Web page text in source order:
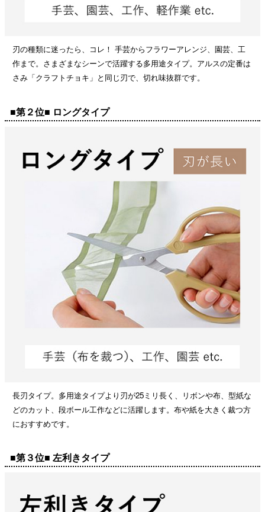
刃の種類に迷ったら、コレ！ 手芸からフラワーアレンジ、園芸、工
作まで。さまざまなシーンで活躍する多用途タイプ。アルスの定番は
さみ「クラフトチョキ」と同じ刃で、切れ味抜群です。
■第２位■ ロングタイプ
長刃タイプ。多用途タイプより刃が25ミリ長く、リボンや布、型紙な
どのカット、段ボール工作などに活躍します。布や紙を大きく裁つ方
におすすめです。
■第３位■ 左利きタイプ